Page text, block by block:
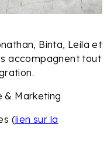
Binta, Leila et
accompagnent tout
& Marketing
(lien sur la